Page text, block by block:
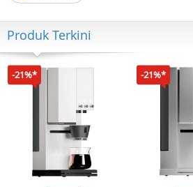
Produk Terkini
-21%* -21%*